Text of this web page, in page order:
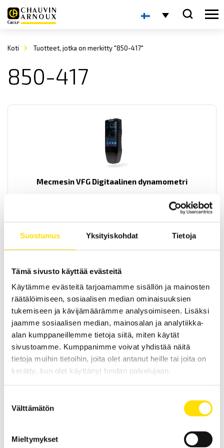
Suostumus Yksityiskohdat Tietoja
Tämä sivusto käyttää evästeitä
Käytämme evästeitä tarjoamamme sisällön ja mainosten
räätälöimiseen, sosiaalisen median ominaisuuksien
tukemiseen ja kävijämäärämme analysoimiseen. Lisäksi
jaamme sosiaalisen median, mainosalan ja analytiikka-
alan kumppaneillemme tietoja siitä, miten käytät
sivustoamme. Kumppanimme voivat yhdistää näitä
tietoja muihin tietoihin, joita olet antanut heille tai joita on
kerätty, kun olet käyttänyt heidän palvelujaan.
valinta
Välttämätön
Mieltymykset
Koti Tuotteet, jotka on merkitty "850-417"
850-417
Mecmesin VFG Digitaalinen dynamometri
Mecmesin VFG Digitaalinen dynamometri.
Sisäänrakennetulla punnituskennolla veto- ja
painevoiman mittaamiseen. Kaikki kapasiteetit
omaavat nollalla alkavan mittausalueen ja
Mecmesin AFG Digital dynamometer
Mecmesin AFG är en komplett dynamometer med inbyggd lastcell
för mätning av drag och tryck, alla kapaciteter har mätområden
som börjar på noll och maxkapaciteter mellan 2,5 till 2500 N. Den
20 960.00